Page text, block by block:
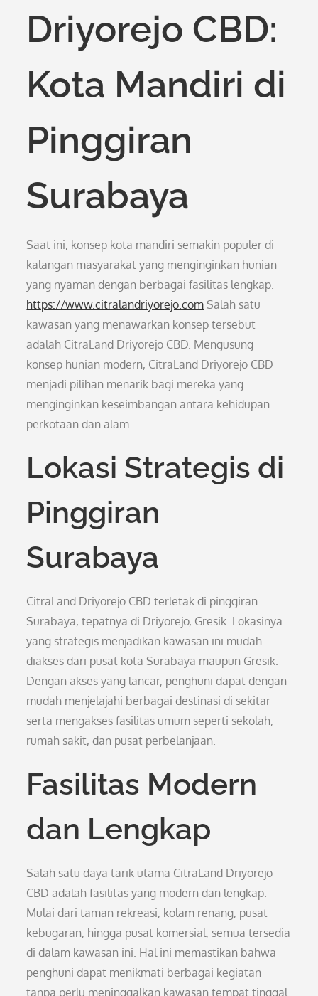
Driyorejo CBD:
Kota Mandiri di
Pinggiran
Surabaya
Saat ini, konsep kota mandiri semakin populer di
kalangan masyarakat yang menginginkan hunian
yang nyaman dengan berbagai fasilitas lengkap.
https://www.citralandriyorejo.com Salah satu
kawasan yang menawarkan konsep tersebut
adalah CitraLand Driyorejo CBD. Mengusung
konsep hunian modern, CitraLand Driyorejo CBD
menjadi pilihan menarik bagi mereka yang
menginginkan keseimbangan antara kehidupan
perkotaan dan alam.
Lokasi Strategis di
Pinggiran
Surabaya
CitraLand Driyorejo CBD terletak di pinggiran
Surabaya, tepatnya di Driyorejo, Gresik. Lokasinya
yang strategis menjadikan kawasan ini mudah
diakses dari pusat kota Surabaya maupun Gresik.
Dengan akses yang lancar, penghuni dapat dengan
mudah menjelajahi berbagai destinasi di sekitar
serta mengakses fasilitas umum seperti sekolah,
rumah sakit, dan pusat perbelanjaan.
Fasilitas Modern
dan Lengkap
Salah satu daya tarik utama CitraLand Driyorejo
CBD adalah fasilitas yang modern dan lengkap.
Mulai dari taman rekreasi, kolam renang, pusat
kebugaran, hingga pusat komersial, semua tersedia
di dalam kawasan ini. Hal ini memastikan bahwa
penghuni dapat menikmati berbagai kegiatan
tanpa perlu meninggalkan kawasan tempat tinggal.